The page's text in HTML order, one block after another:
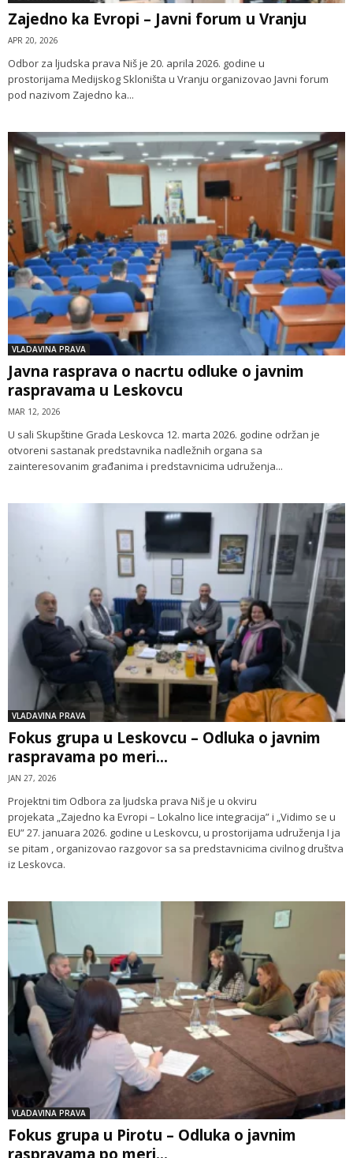
Zajedno ka Evropi – Javni forum u Vranju
APR 20, 2026
Odbor za ljudska prava Niš je 20. aprila 2026. godine u
prostorijama Medijskog Skloništa u Vranju organizovao Javni forum
pod nazivom Zajedno ka...
VLADAVINA PRAVA
Javna rasprava o nacrtu odluke o javnim
raspravama u Leskovcu
MAR 12, 2026
U sali Skupštine Grada Leskovca 12. marta 2026. godine održan je
otvoreni sastanak predstavnika nadležnih organa sa
zainteresovanim građanima i predstavnicima udruženja...
VLADAVINA PRAVA
Fokus grupa u Leskovcu – Odluka o javnim
raspravama po meri...
JAN 27, 2026
Projektni tim Odbora za ljudska prava Niš je u okviru
projekata „Zajedno ka Evropi – Lokalno lice integracija” i „Vidimo se u
EU” 27. januara 2026. godine u Leskovcu, u prostorijama udruženja I ja
se pitam , organizovao razgovor sa sa predstavnicima civilnog društva
iz Leskovca.
VLADAVINA PRAVA
Fokus grupa u Pirotu – Odluka o javnim